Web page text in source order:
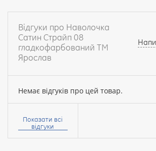
Відгуки про Наволочка
Сатин Страйп 08
гладкофарбований ТМ
Ярослав
Немає відгуків про цей товар.
Ваше
Показати всі
відгуки